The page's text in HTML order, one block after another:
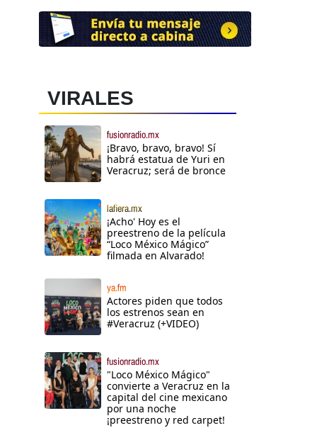
VIRALES
fusionradio.mx
¡Bravo, bravo, bravo! Sí
habrá estatua de Yuri en
Veracruz; será de bronce
lafiera.mx
¡Acho' Hoy es el
preestreno de la película
“Loco México Mágico”
filmada en Alvarado!
ya.fm
Actores piden que todos
los estrenos sean en
#Veracruz (+VIDEO)
fusionradio.mx
"Loco México Mágico"
convierte a Veracruz en la
capital del cine mexicano
por una noche
¡preestreno y red carpet!